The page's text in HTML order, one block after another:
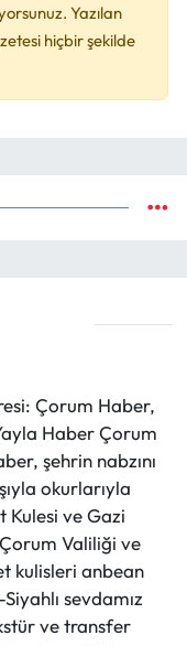
Yazılan
hiçbir şekilde
Çorum Haber,
Haber Çorum
şehrin nabzını
okurlarıyla
Kulesi ve Gazi
Valiliği ve
kulisleri anbean
sevdamız
ve transfer